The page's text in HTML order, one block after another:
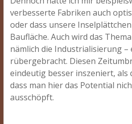
verbesserte Fabriken auch
oder dass unsere
Baufläche. Auch wird das
nämlich die Industrialisierung –
rübergebracht. Diesen
eindeutig besser inszeniert, als
dass man hier das Potential
ausschöpft.